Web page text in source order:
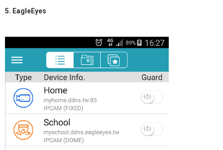
5. EagleEyes